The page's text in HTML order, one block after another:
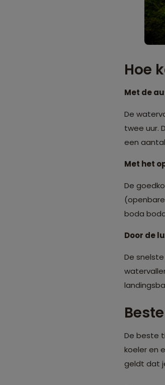
Hoe
Met de
De
twee uur.
een
Met het
De
boda
Door de
De
De beste
koeler en
geldt dat